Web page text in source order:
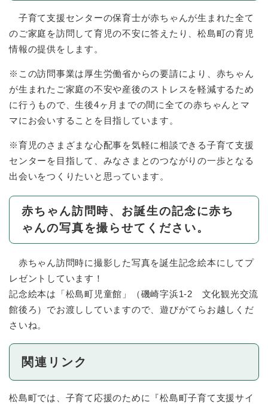
子育て支援センターの保育士が赤ちゃんが生まれた全て
のご家庭を訪問して育児の不安に答えたり、松島町の育児
情報の提供をします。
※この訪問事業は厚生労働省からの要請により、赤ちゃん
が生まれたご家庭の不安や産後のストレスを軽減するため
に行うもので、生後4ヶ月までの間に全ての赤ちゃんとマ
マにお会いすることを目指しています。
※育児のさまざまな心配事を気軽に相談できる子育て支援
センターを目指して、みなさまとのつながりの一歩となる
出会いをつくりたいと思っています。
赤ちゃん訪問時、お誕生の記念に赤ち
ゃんの写真を撮らせてください。
赤ちゃん訪問時に撮影した写真を誕生記念絵本にしてプ
レゼントしています！
記念絵本は「松島町児童館」（磯崎字浜1-2 文化観光交流
館後ろ）でお渡ししていますので、遊びがてらお越しくだ
さいね。
関連リンク
松島町では、子育て応援のために『松島町子育て支援サイ